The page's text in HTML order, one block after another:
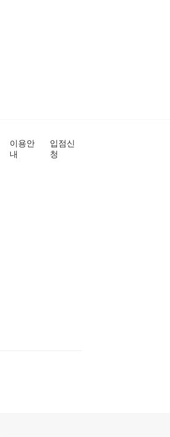
이용안
내
입점신
청